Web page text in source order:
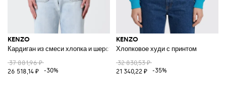
KENZO
Кардиган из смеси хлопка и шерсти с анималистическим принтом
37 881,96 ₽
26 518,14 ₽
-30%
KENZO
Хлопковое худи с принтом
32 830,53 ₽
21 340,22 ₽
-35%